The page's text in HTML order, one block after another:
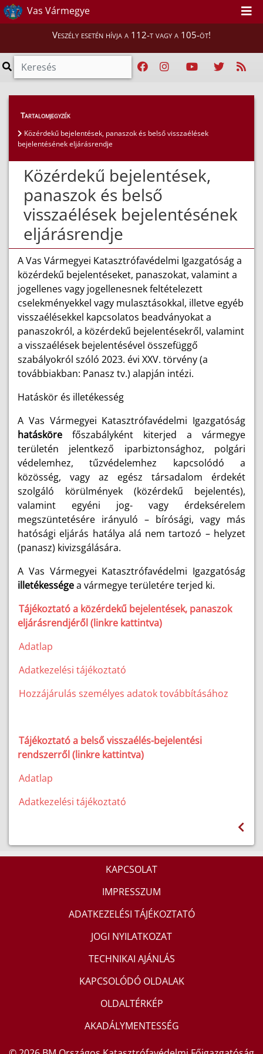
Vas Vármegye
Veszély esetén hívja a 112-t vagy a 105-öt!
Magunkról
Közérdekű bejelentések, panaszok és belső
visszaélések bejelentésének eljárásrendje
Tartalomjegyzék
Közérdekű bejelentések, panaszok és belső visszaélések
bejelentésének eljárásrendje
Közérdekű bejelentések,
panaszok és belső
visszaélések bejelentésének
eljárásrendje
A Vas Vármegyei Katasztrófavédelmi Igazgatóság a
közérdekű bejelentéseket, panaszokat, valamint a
jogellenes vagy jogellenesnek feltételezett
cselekményekkel vagy mulasztásokkal, illetve egyéb
visszaélésekkel kapcsolatos beadványokat a
panaszokról, a közérdekű bejelentésekről, valamint
a visszaélések bejelentésével összefüggő
szabályokról szóló 2023. évi XXV. törvény (a
továbbiakban: Panasz tv.) alapján intézi.
Hatáskör és illetékesség
A Vas Vármegyei Katasztrófavédelmi Igazgatóság
hatásköre főszabályként kiterjed a vármegye
területén jelentkező iparbiztonsághoz, polgári
védelemhez, tűzvédelemhez kapcsolódó a
közösség, vagy az egész társadalom érdekét
szolgáló körülmények (közérdekű bejelentés),
valamint egyéni jog- vagy érdeksérelem
megszüntetésére irányuló – bírósági, vagy más
hatósági eljárás hatálya alá nem tartozó – helyzet
(panasz) kivizsgálására.
A Vas Vármegyei Katasztrófavédelmi Igazgatóság
illetékességea vármegye területére terjed ki.
Tájékoztató a közérdekű bejelentések, panaszok
eljárásrendjéről (linkre kattintva)
Adatlap
Adatkezelési tájékoztató
Hozzájárulás személyes adatok továbbításához
Tájékoztató a belső visszaélés-bejelentési
rendszerről (linkre kattintva)
Adatlap
Adatkezelési tájékoztató
KAPCSOLAT
IMPRESSZUM
ADATKEZELÉSI TÁJÉKOZTATÓ
JOGI NYILATKOZAT
TECHNIKAI AJÁNLÁS
KAPCSOLÓDÓ OLDALAK
OLDALTÉRKÉP
AKADÁLYMENTESSÉG